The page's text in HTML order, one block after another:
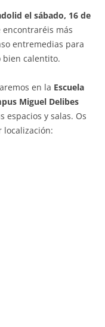
el sábado, 16 de
más
entremedias para
bien calentito.
en la Escuela
Miguel Delibes
espacios y salas. Os
localización: